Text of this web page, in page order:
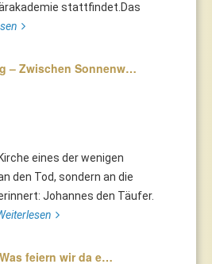
stattfindet.Das
– Zwischen Sonnenw…
eines der wenigen
den Tod, sondern an die
Johannes den Täufer.
feiern wir da e…